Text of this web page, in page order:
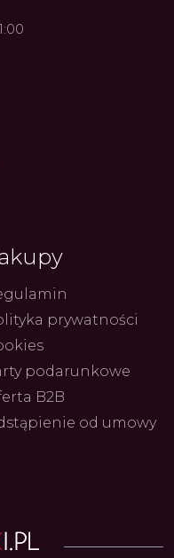
4.08.2026
prywatności
podarunkowe
B2B
od umowy